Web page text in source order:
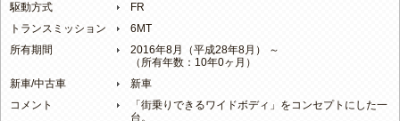
駆動方式
FR
トランスミッション
6MT
所有期間
2016年8月（平成28年8月） ～
（所有年数：10年0ヶ月）
新車/中古車
新車
コメント
「街乗りできるワイドボディ」をコンセプトにした一
台。